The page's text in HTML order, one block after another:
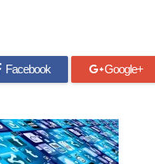
Facebook Google+